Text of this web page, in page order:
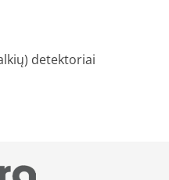
detektoriai